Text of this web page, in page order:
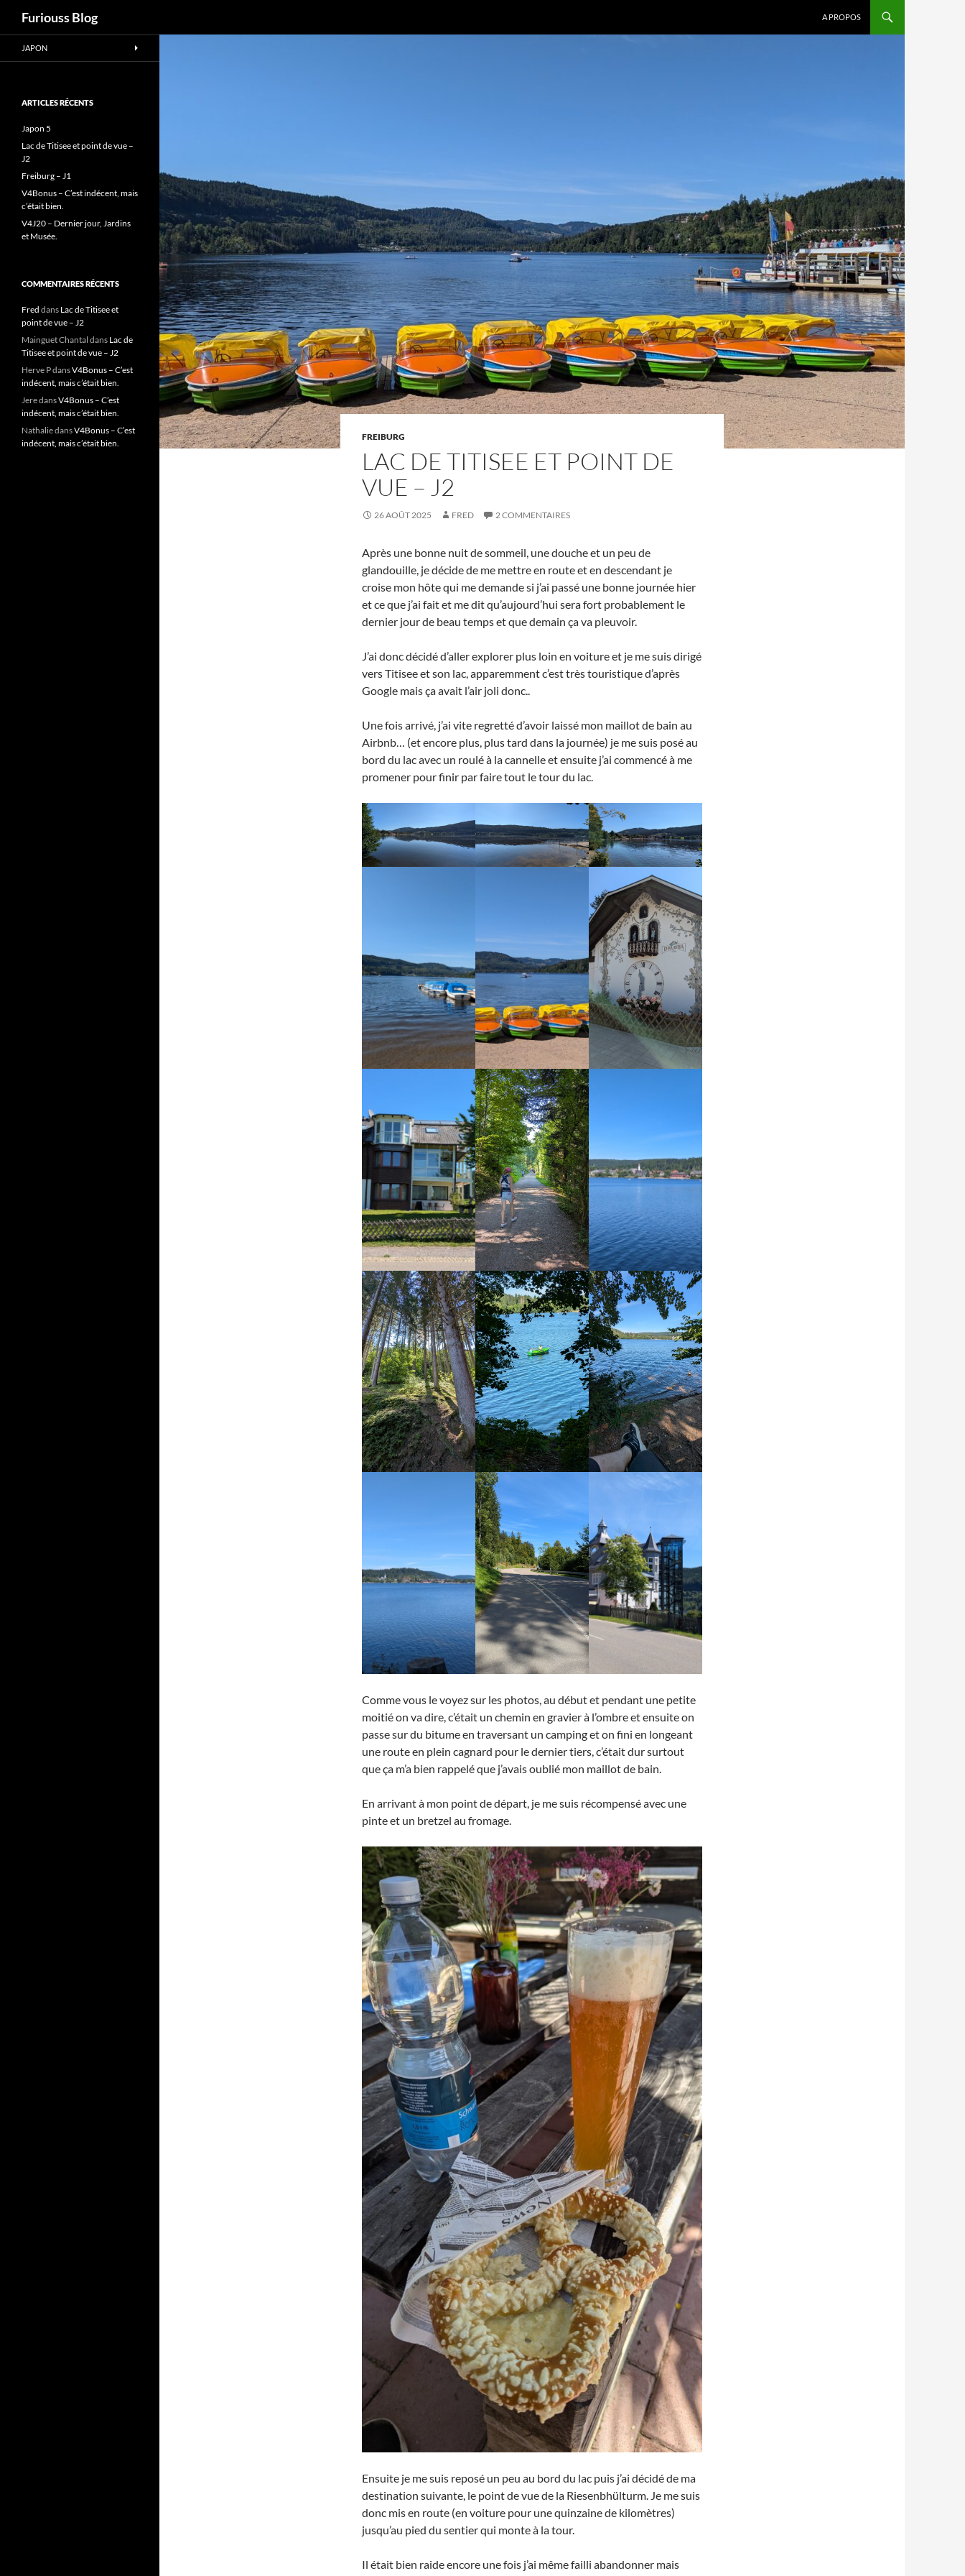
au
Furiouss Blog A PROPOS
FREIBURG
LAC DE TITISEE ET POINT DE
VUE – J2
26 AOÛT 2025 FRED 2 COMMENTAIRES
Après une bonne nuit de sommeil, une douche et un peu de
glandouille, je décide de me mettre en route et en descendant je
croise mon hôte qui me demande si j’ai passé une bonne journée hier
et ce que j’ai fait et me dit qu’aujourd’hui sera fort probablement le
dernier jour de beau temps et que demain ça va pleuvoir.
J’ai donc décidé d’aller explorer plus loin en voiture et je me suis dirigé
vers Titisee et son lac, apparemment c’est très touristique d’après
Google mais ça avait l’air joli donc..
Une fois arrivé, j’ai vite regretté d’avoir laissé mon maillot de bain au
Airbnb… (et encore plus, plus tard dans la journée) je me suis posé au
bord du lac avec un roulé à la cannelle et ensuite j’ai commencé à me
promener pour finir par faire tout le tour du lac.
Comme vous le voyez sur les photos, au début et pendant une petite
moitié on va dire, c’était un chemin en gravier à l’ombre et ensuite on
passe sur du bitume en traversant un camping et on fini en longeant
une route en plein cagnard pour le dernier tiers, c’était dur surtout
que ça m’a bien rappelé que j’avais oublié mon maillot de bain.
En arrivant à mon point de départ, je me suis récompensé avec une
pinte et un bretzel au fromage.
Ensuite je me suis reposé un peu au bord du lac puis j’ai décidé de ma
destination suivante, le point de vue de la Riesenbhülturm. Je me suis
donc mis en route (en voiture pour une quinzaine de kilomètres)
jusqu’au pied du sentier qui monte à la tour.
Il était bien raide encore une fois j’ai même failli abandonner mais
JAPON
ARTICLES RÉCENTS
Japon 5
Lac de Titisee et point de vue –
J2
Freiburg – J1
V4Bonus – C’est indécent, mais
c’était bien.
V4J20 – Dernier jour, Jardins
et Musée.
COMMENTAIRES RÉCENTS
Fred dans Lac de Titisee et
point de vue – J2
Mainguet Chantal dans Lac de
Titisee et point de vue – J2
Herve PdansV4Bonus – C’est
indécent, mais c’était bien.
JeredansV4Bonus – C’est
indécent, mais c’était bien.
NathaliedansV4Bonus – C’est
indécent, mais c’était bien.